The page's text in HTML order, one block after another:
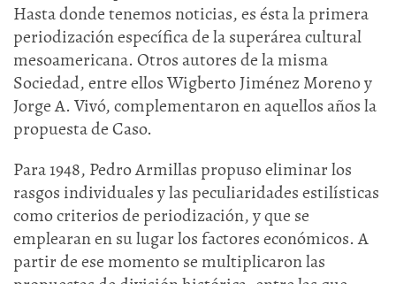
Hasta donde tenemos noticias, es ésta la primera
periodización específica de la superárea cultural
mesoamericana. Otros autores de la misma
Sociedad, entre ellos Wigberto Jiménez Moreno y
Jorge A. Vivó, complementaron en aquellos años la
propuesta de Caso.
Para 1948, Pedro Armillas propuso eliminar los
rasgos individuales y las peculiaridades estilísticas
como criterios de periodización, y que se
emplearan en su lugar los factores económicos. A
partir de ese momento se multiplicaron las